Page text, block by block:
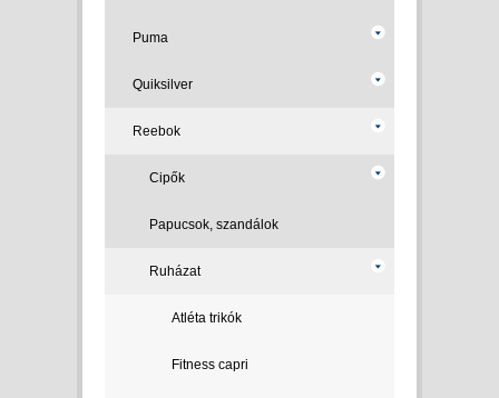
Puma
Quiksilver
Reebok
Cipők
Papucsok, szandálok
Ruházat
Atléta trikók
Fitness capri